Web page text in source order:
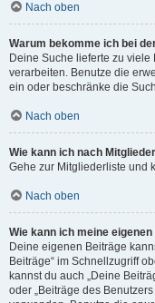
Nach oben
Warum bekomme ich bei
Deine Suche lieferte zu
verarbeiten. Benutze die
ein oder beschränke die
Nach oben
Wie kann ich nach
Gehe zur Mitgliederliste und
Nach oben
Wie kann ich meine
Deine eigenen Beiträge
Beiträge“ im Schnellzugriff
kannst du auch „Deine
oder „Beiträge des